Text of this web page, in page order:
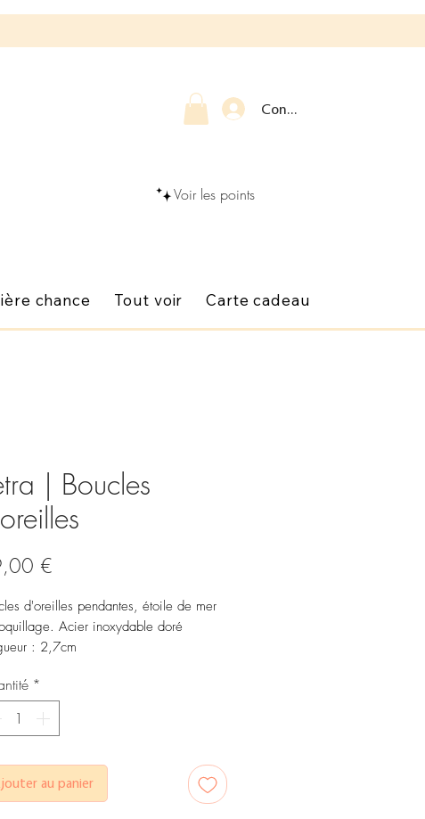
Connexion
Voir les points
chance Tout voir Carte cadeau
| Boucles
€
d'oreilles pendantes, étoile de mer
Acier inoxydable doré
: 2,7cm
*
au panier